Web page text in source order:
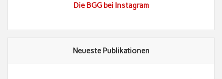
Die BGG bei Instagram
Neueste Publikationen